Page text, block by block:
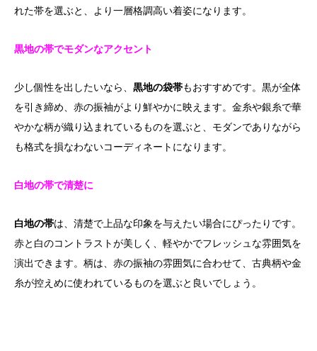
れた帯を選ぶと、より一層格調高い着姿になります。
黒地の帯でモダンなアクセント
少し個性を出したいなら、 黒地の袋帯もおすすめです。黒が全体
を引き締め、赤の振袖がより鮮やかに映えます。金糸や銀糸で華
やかな柄が織り込まれているものを選ぶと、モダンでありながら
も格式を損なわないコーディネートになります。
白地の帯で清楚に
白地の帯は、清楚で上品な印象を与えたい場合にぴったりです。
赤と白のコントラストが美しく、軽やかでフレッシュな雰囲気を
演出できます。柄は、赤の振袖の雰囲気に合わせて、古典柄や金
糸が控えめに使われているものを選ぶと良いでしょう。